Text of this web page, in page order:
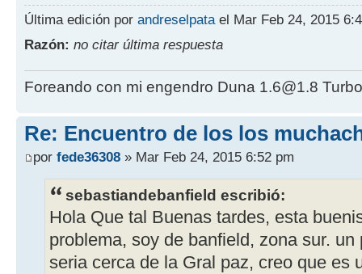
Última edición por andreselpata el Mar Feb 24, 2015
Razón: no citar última respuesta
Foreando con mi engendro Duna 1.6@1.8
Re: Encuentro de los los
por fede36308 » Mar Feb 24, 2015 6:52 pm
sebastiandebanfield escribió:
Hola Que tal Buenas tardes, esta
problema, soy de banfield, zona sur.
seria cerca de la Gral paz, creo que es